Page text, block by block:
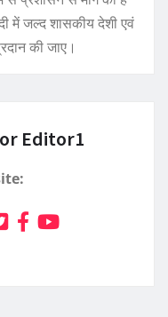
में जल्द शासकीय देशी एवं
की जाए।
Editor1